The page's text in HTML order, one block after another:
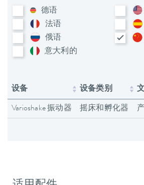
德语
法语
俄语
意大利​的
设备 设备类别
Varioshake 振动器 摇床和孵化器